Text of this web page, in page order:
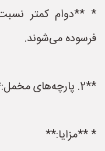
* **دوام کمتر
فرسوده می‌شوند.
**2. پارچه‌های مخمل:**
* **مزایا:**